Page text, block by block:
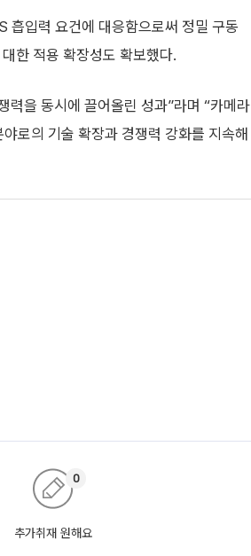
흡입력 요건에 대응함으로써 정밀 구동
한 적용 확장성도 확보했다.
력을 동시에 끌어올린 성과”라며 “카메라
로의 기술 확장과 경쟁력 강화를 지속해
추가취재 원해요
0